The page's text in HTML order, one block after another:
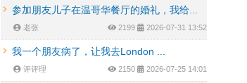
参加朋友儿子在温哥华餐厅的婚礼，我给...
老张 2199 2026-07-31 13:52
我一个朋友病了，让我去London ...
评评理 2150 2026-07-25 14:01